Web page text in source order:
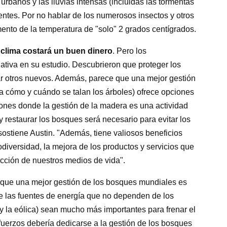
y las lluvias intensas (incluidas las tormentas
Por no hablar de los numerosos insectos y otros
de la temperatura de "solo" 2 grados centígrados.
costará un buen dinero. Pero los
en su estudio. Descubrieron que proteger los
nuevos. Además, parece que una mejor gestión
cómo y cuándo se talan los árboles) ofrece opciones
donde la gestión de la madera es una actividad
restaurar los bosques será necesario para evitar los
Austin. "Además, tiene valiosos beneficios
la mejora de los productos y servicios que
de nuestros medios de vida".
una mejor gestión de los bosques mundiales es
fuentes de energía que no dependen de los
eólica) sean mucho más importantes para frenar el
debería dedicarse a la gestión de los bosques